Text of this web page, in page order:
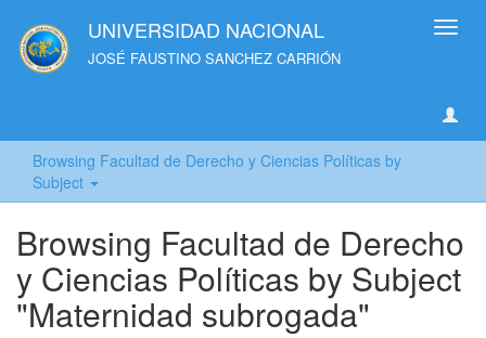
UNIVERSIDAD NACIONAL
JOSÉ FAUSTINO SANCHEZ CARRIÓN
Browsing Facultad de Derecho y Ciencias Políticas by
Subject
Browsing Facultad de Derecho
y Ciencias Políticas by Subject
"Maternidad subrogada"